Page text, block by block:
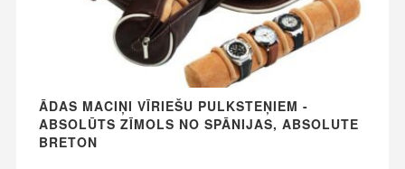
ĀDAS MACIŅI VĪRIEŠU PULKSTEŅIEM -
ABSOLŪTS ZĪMOLS NO SPĀNIJAS, ABSOLUTE
BRETON